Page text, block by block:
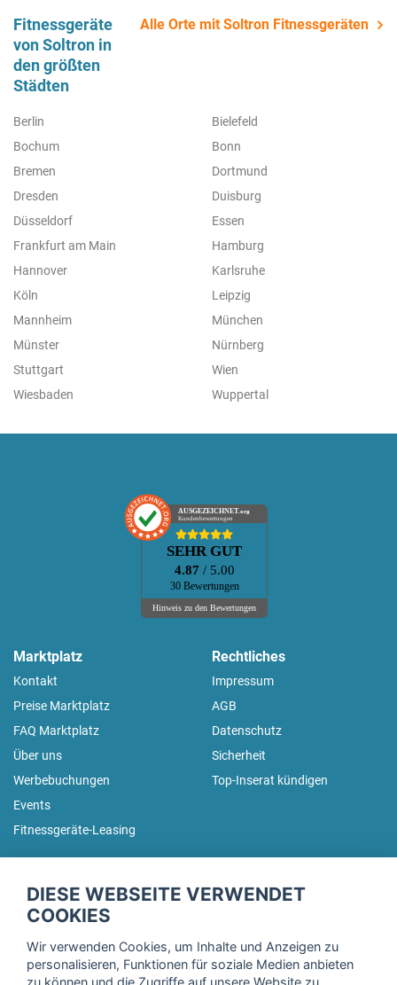
Fitnessgeräte
von Soltron in
den größten
Städten
Alle Orte mit Soltron Fitnessgeräten
Berlin
Bielefeld
Bochum
Bonn
Bremen
Dortmund
Dresden
Duisburg
Düsseldorf
Essen
Frankfurt am Main
Hamburg
Hannover
Karlsruhe
Köln
Leipzig
Mannheim
München
Münster
Nürnberg
Stuttgart
Wien
Wiesbaden
Wuppertal
AUSGEZEICHNET .org
Kundenbewertungen
SEHR GUT
4.87 / 5.00
30 Bewertungen
Hinweis zu den Bewertungen
Marktplatz
Kontakt
Preise Marktplatz
FAQ Marktplatz
Über uns
Werbebuchungen
Events
Fitnessgeräte-Leasing
Rechtliches
Impressum
AGB
Datenschutz
Sicherheit
Top-Inserat kündigen
Trage dich hier für unseren Newsletter ein und erhalte regelmäßig
DIESE WEBSEITE VERWENDET
COOKIES
Wir verwenden Cookies, um Inhalte und Anzeigen zu
personalisieren, Funktionen für soziale Medien anbieten
zu können und die Zugriffe auf unsere Website zu